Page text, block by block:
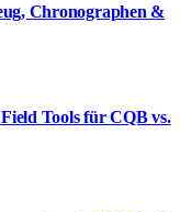
Chronographen &
Tools für CQB vs.